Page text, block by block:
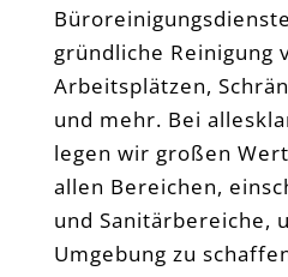
gründliche Reinigung
Arbeitsplätzen,
und mehr. Bei
legen wir großen
allen Bereichen,
und Sanitärbereiche,
Umgebung zu